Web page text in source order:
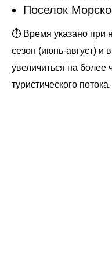
Поселок
⏱️ Время указано при
сезон (июнь-август)
увеличиться на более
туристического потока.